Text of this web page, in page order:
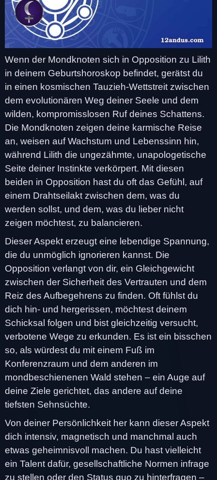
Wenn der Mondknoten sich in Opposition zu Lilith
in deinem Geburtshoroskop befindet, gerätst du
in einen kosmischen Tauzieh-Wettstreit zwischen
dem evolutionären Weg deiner Seele und dem
wilden, kompromisslosen Ruf deines Schattens.
Die Mondknoten zeigen deine karmische Reise
an, weisen auf Wachstum und Lebenssinn hin,
während Lilith die ungezähmte, unapologetische
Seite deiner Instinkte verkörpert. Mit diesen
beiden in Opposition hast du oft das Gefühl, auf
einem Drahtseilakt zwischen dem, was du
werden sollst, und dem, was du lieber nicht
zeigen möchtest, zu balancieren.
Dieser Aspekt erzeugt eine lebendige Spannung,
die du unmöglich ignorieren kannst. Die
Opposition verlangt von dir, ein Gleichgewicht
zwischen der Sicherheit des Vertrauten und dem
Reiz des Aufbegehrens zu finden. Oft fühlst du
dich hin- und hergerissen, möchtest deinem
Schicksal folgen und bist gleichzeitig versucht,
verbotene Wege zu erkunden. Es ist ein bisschen
so, als würdest du mit einem Fuß im
Konferenzraum und dem anderen im
mondbeschienenen Wald stehen – ein Auge auf
deine Ziele gerichtet, das andere auf deine
tiefsten Sehnsüchte.
Von deiner Persönlichkeit her kann dieser Aspekt
dich intensiv, magnetisch und manchmal auch
etwas geheimnisvoll machen. Du hast vielleicht
ein Talent dafür, gesellschaftliche Normen infrage
zu stellen oder den Status quo zu hinterfragen –